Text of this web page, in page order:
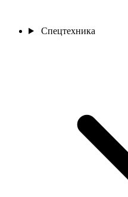
Спецтехника